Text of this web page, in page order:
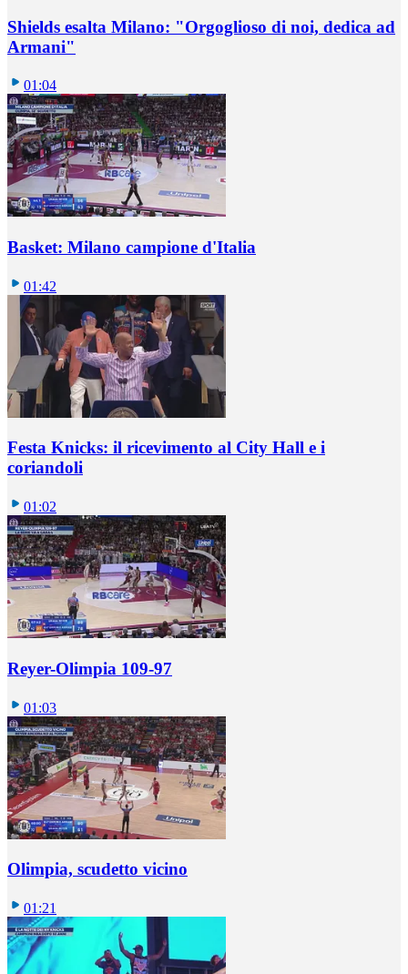
Shields esalta Milano: "Orgoglioso di noi, dedica ad
Armani"
01:04
Basket: Milano campione d'Italia
01:42
Festa Knicks: il ricevimento al City Hall e i
coriandoli
01:02
Reyer-Olimpia 109-97
01:03
Olimpia, scudetto vicino
01:21